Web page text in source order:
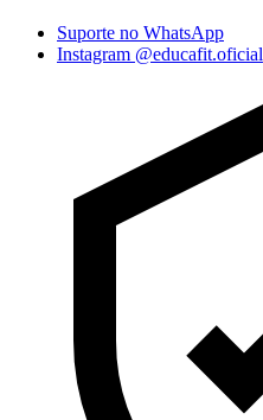
Suporte no WhatsApp
Instagram @educafit.oficial